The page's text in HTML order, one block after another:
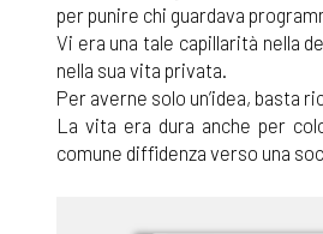
per punire chi guardava
Vi era una tale capillarità nella
nella sua vita privata.
Per averne solo un’idea, basta
La vita era dura anche per
comune diffidenza verso una